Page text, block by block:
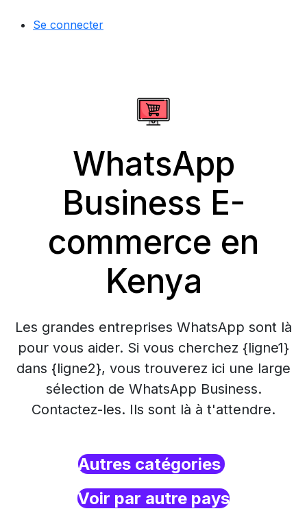
Se connecter
WhatsApp
Business E-
commerce en
Kenya
Les grandes entreprises WhatsApp sont là
pour vous aider. Si vous cherchez {ligne1}
dans {ligne2}, vous trouverez ici une large
sélection de WhatsApp Business.
Contactez-les. Ils sont là à t'attendre.
Autres catégories
Voir par autre pays